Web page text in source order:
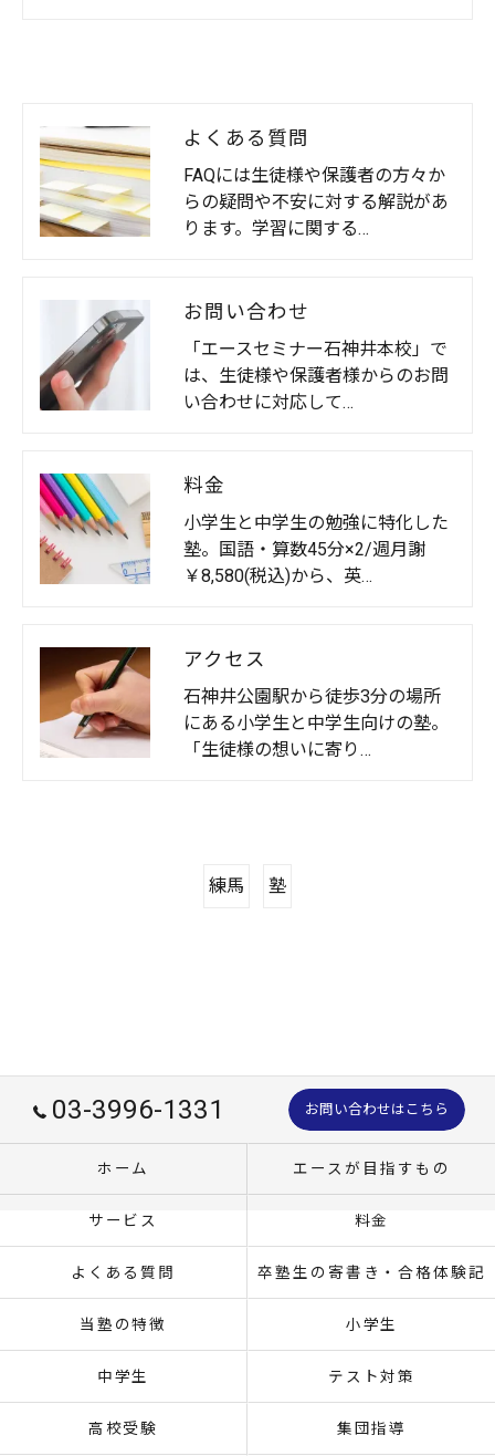
よくある質問
FAQには生徒様や保護者の方々か
らの疑問や不安に対する解説があ
ります。学習に関する…
お問い合わせ
「エースセミナー石神井本校」で
は、生徒様や保護者様からのお問
い合わせに対応して…
料金
小学生と中学生の勉強に特化した
塾。国語・算数45分×2/週月謝
￥8,580(税込)から、英…
アクセス
石神井公園駅から徒歩3分の場所
にある小学生と中学生向けの塾。
「生徒様の想いに寄り…
練馬 塾
03-3996-1331 お問い合わせはこちら
ホーム エースが目指すもの
サービス 料金
よくある質問 卒塾生の寄書き・合格体験記
当塾の特徴 小学生
中学生 テスト対策
高校受験 集団指導